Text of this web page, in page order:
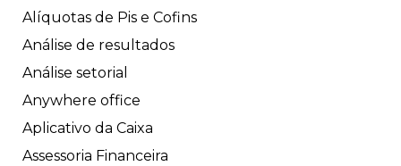
Alíquotas de Pis e Cofins
Análise de resultados
Análise setorial
Anywhere office
Aplicativo da Caixa
Assessoria Financeira